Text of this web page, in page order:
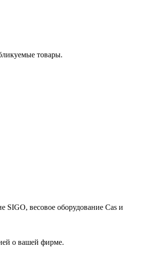
товары.
весовое оборудование Cas и
о вашей фирме.